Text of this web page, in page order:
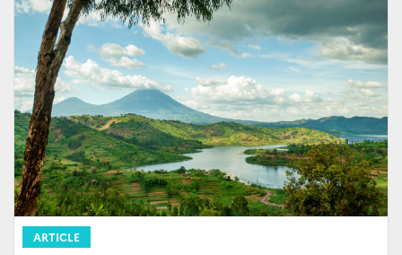
ARTICLE